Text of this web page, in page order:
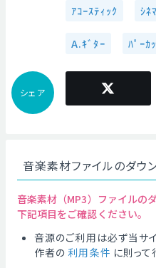
ｱｺｰｽﾃｨｯｸ ｼﾈﾏ
A.ｷﾞﾀｰ ﾊﾟｰｶ
シェア
音楽素材ファイルのダウ
音楽素材（MP3）ファイルの
下記項目をご確認ください。
音源のご利用は必ず当サ
作者の 利用条件 に則って